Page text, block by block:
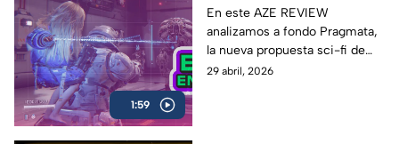
1:59
expectativa? | AZE
Review
En este AZE REVIEW
analizamos a fondo Pragmata,
la nueva propuesta sci-fi de
Capcom que ha generado
29 abril, 2026